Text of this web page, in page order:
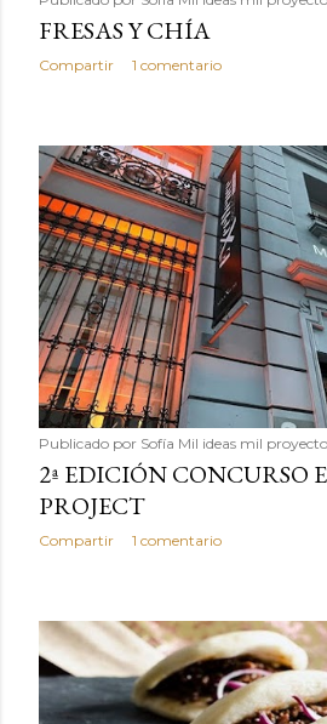
FRESAS Y CHÍA
Compartir 1 comentario
Publicado por Sofía Mil ideas mil
2ª EDICIÓN CONCURSO
PROJECT
Compartir 1 comentario